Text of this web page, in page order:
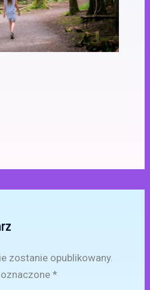
zostanie opublikowany.
*